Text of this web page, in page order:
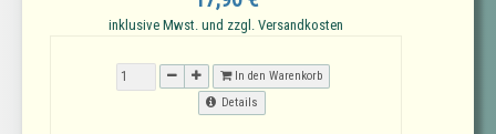
inklusive Mwst. und zzgl. Versandkosten
In den Warenkorb
Details